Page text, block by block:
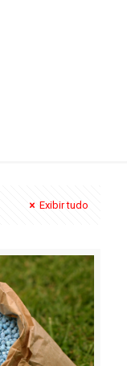
Exibir tudo